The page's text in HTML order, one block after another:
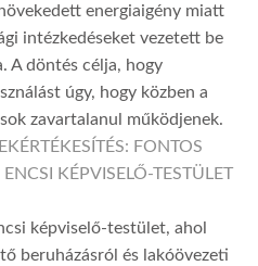
energiaigény miatt
intézkedéseket vezetett be
A döntés célja, hogy
úgy, hogy közben a
zavartalanul működjenek.
FONTOS
KÉPVISELŐ-TESTÜLET
képviselő-testület, ahol
beruházásról és lakóövezeti